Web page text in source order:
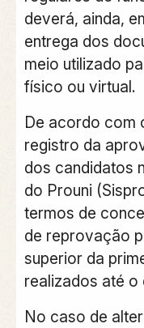
deverá, ainda,
entrega dos
meio utilizado
físico ou virtual.
De acordo com
registro da
dos candidatos
do Prouni
termos de
de reprovação
superior da
realizados até o
No caso de